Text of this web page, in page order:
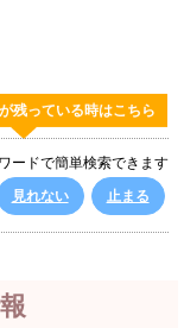
残っている時はこちら
ードで簡単検索できます
見れない 止まる